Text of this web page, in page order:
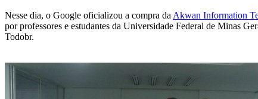
Nesse dia, o Google oficializou a compra daAkwan Information
por professores e estudantes da Universidade Federal de Minas
Todobr.